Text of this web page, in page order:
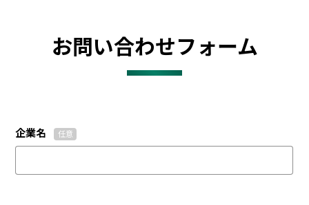
お問い合わせフォーム
企業名 任意